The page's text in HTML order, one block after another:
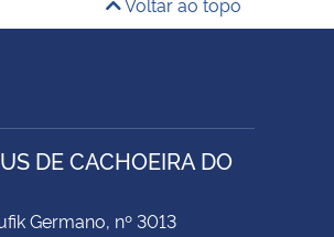
DE CACHOEIRA DO
Germano, nº 3013